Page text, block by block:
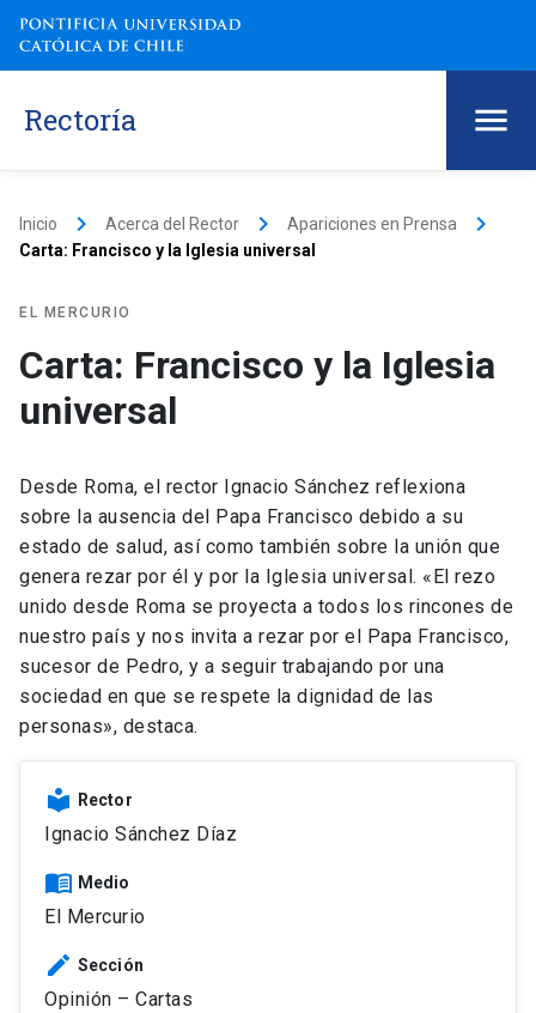
Rectoría
Inicio keyboard_arrow_right Acerca del Rector keyboard_arrow_right Apariciones en Prensa keyboard_arrow_right
Carta: Francisco y la Iglesia universal
EL MERCURIO
Carta: Francisco y la Iglesia
universal
Desde Roma, el rector Ignacio Sánchez reflexiona
sobre la ausencia del Papa Francisco debido a su
estado de salud, así como también sobre la unión que
genera rezar por él y por la Iglesia universal. «El rezo
unido desde Roma se proyecta a todos los rincones de
nuestro país y nos invita a rezar por el Papa Francisco,
sucesor de Pedro, y a seguir trabajando por una
sociedad en que se respete la dignidad de las
personas», destaca.
local_library Rector
Ignacio Sánchez Díaz
menu_book Medio
El Mercurio
edit Sección
Opinión – Cartas